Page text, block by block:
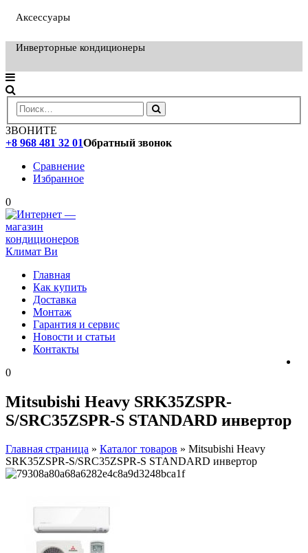
Аксессуары
Инверторные кондиционеры
ЗВОНИТЕ
+8 968 481 32 01Обратный звонок
Сравнение
Избранное
0
Главная
Как купить
Доставка
Монтаж
Гарантия и сервис
Новости и статьи
Контакты
0
Mitsubishi Heavy SRK35ZSPR-
S/SRC35ZSPR-S STANDARD инвертор
Главная страница » Каталог товаров » Mitsubishi Heavy
SRK35ZSPR-S/SRC35ZSPR-S STANDARD инвертор